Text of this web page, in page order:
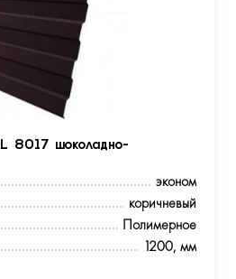
8017 шоколадно-
эконом
коричневый
Полимерное
1200, мм